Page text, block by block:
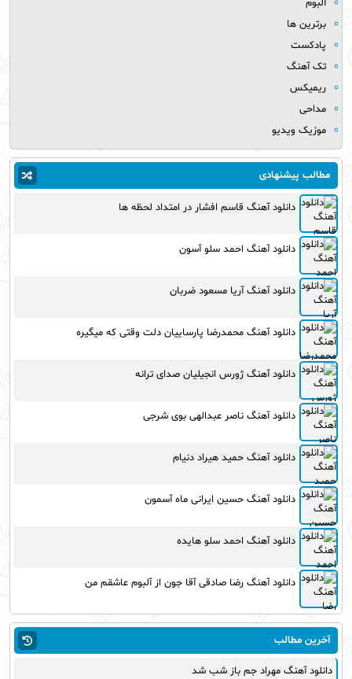
آلبوم
برترین ها
پادکست
تک آهنگ
ریمیکس
مداحی
موزیک ویدیو
مطالب پیشنهادی
دانلود آهنگ قاسم افشار در امتداد لحظه ها
دانلود آهنگ احمد سلو آسون
دانلود آهنگ آریا مسعود ضربان
دانلود آهنگ محمدرضا پارساییان دلت وقتی که میگیره
دانلود آهنگ ژورس انجیلیان صدای ترانه
دانلود آهنگ ناصر عبدالهی بوی شرجی
دانلود آهنگ حمید هیراد دنیام
دانلود آهنگ حسین ایرانی ماه آسمون
دانلود آهنگ احمد سلو هایده
دانلود آهنگ رضا صادقی آقا جون از آلبوم عاشقم من
آخرین مطالب
دانلود آهنگ مهراد جم باز شب شد